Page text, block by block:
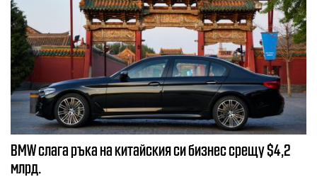
BMW слага ръка на китайския си бизнес срещу $4,2
млрд.